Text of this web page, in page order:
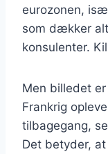
eurozonen,
som dækker
konsulenter.
Men billedet
Frankrig
tilbagegang,
Det betyder,